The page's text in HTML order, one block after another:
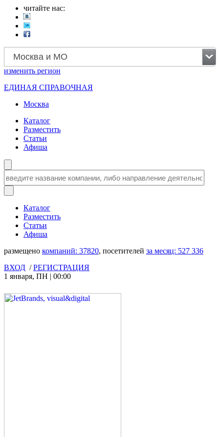
читайте нас:
Москва и МО
изменить регион
ЕДИНАЯ СПРАВОЧНАЯ
Москва
Каталог
Разместить
Статьи
Афиша
Каталог
Разместить
Статьи
Афиша
размещено компаний: 37820, посетителей за месяц: 527 336
ВХОД /РЕГИСТРАЦИЯ
1 января, ПН | 00:00